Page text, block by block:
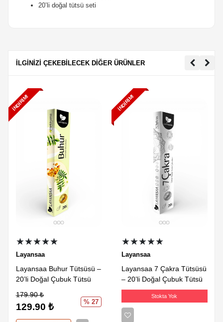
20’li doğal tütsü seti
İLGİNİZİ ÇEKEBİLECEK DİĞER ÜRÜNLER
İNDIRIM!
★★★★★
Layansaa
Layansaa Buhur Tütsüsü –
20’li Doğal Çubuk Tütsü
179.90₺
129.90 ₺ % 27
İNDIRIM!
★★★★★
Layansaa
Layansaa 7 Çakra Tütsüsü
– 20’li Doğal Çubuk Tütsü
Stokta Yok